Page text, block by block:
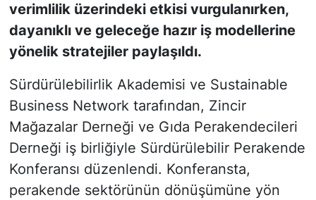
verimlilik üzerindeki etkisi vurgulanırken,
dayanıklı ve geleceğe hazır iş modellerine
yönelik stratejiler paylaşıldı.
Sürdürülebilirlik Akademisi ve Sustainable
Business Network tarafından, Zincir
Mağazalar Derneği ve Gıda Perakendecileri
Derneği iş birliğiyle Sürdürülebilir Perakende
Konferansı düzenlendi. Konferansta,
perakende sektörünün dönüşümüne yön